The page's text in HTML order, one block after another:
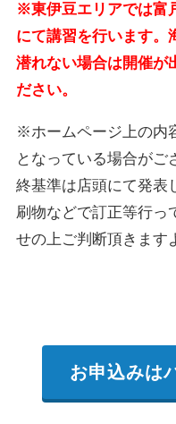
※東伊豆エリアでは富
にて講習を行います。
潜れない場合は開催が
ださい。
※ホームページ上の内
となっている場合がご
終基準は店頭にて発表
刷物などで訂正等行っ
せの上ご判断頂きます
お申込みは